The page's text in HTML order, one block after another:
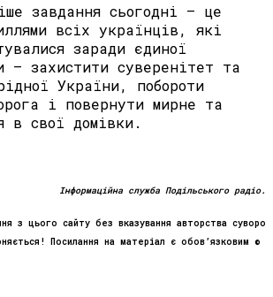
завдання сьогодні – це
всіх українців, які
заради єдиної
– захистити суверенітет та
України, побороти
і повернути мирне та
в свої домівки.
Інформаційна служба Подільського радіо.
з цього сайту без вказування авторства суворо
Посилання на матеріал є обов’язковим ©